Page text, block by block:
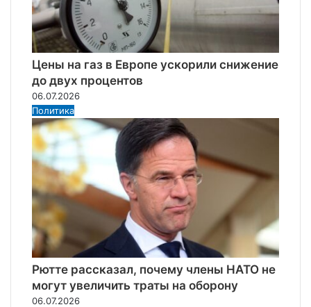
Цены на газ в Европе ускорили снижение
до двух процентов
06.07.2026
Политика
Рютте рассказал, почему члены НАТО не
могут увеличить траты на оборону
06.07.2026